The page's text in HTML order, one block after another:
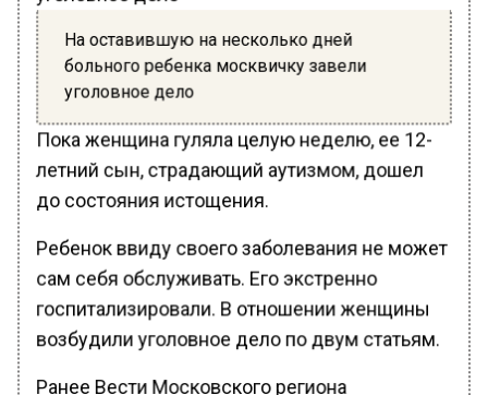
На оставившую на несколько дней
больного ребенка москвичку завели
уголовное дело
Пока женщина гуляла целую неделю, ее 12-
летний сын, страдающий аутизмом, дошел
до состояния истощения.
Ребенок ввиду своего заболевания не может
сам себя обслуживать. Его экстренно
госпитализировали. В отношении женщины
возбудили уголовное дело по двум статьям.
Ранее Вести Московского региона